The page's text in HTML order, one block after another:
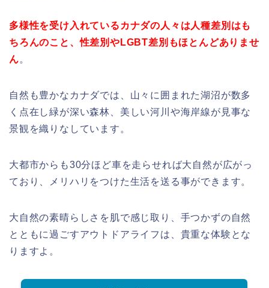
多様性を受け入れているカナダの人々は人種差別はも
ちろんのこと、性差別やLGBT差別もほとんどありませ
ん。
自然も豊かなカナダでは、山々に囲まれた湖沼が数多
く点在し緑が深い森林、美しい河川や海岸線が見事な
景観を織りなしています。
大都市からも30分ほど車を走らせれば大自然が広がっ
ており、メリハリをつけた生活を送る事ができます。
大自然の素晴らしさを肌で感じ取り、手つかずの自然
とともに過ごすアウトドアライフは、貴重な体験とな
りますよ。